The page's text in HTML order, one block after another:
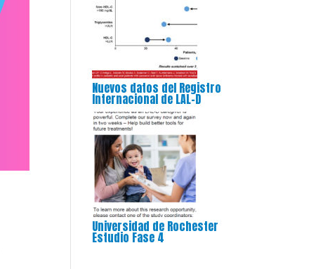
Nuevos datos del Registro
Internacional de LAL-D
Universidad de Rochester
Estudio Fase 4